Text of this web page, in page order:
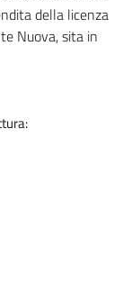
della licenza
Nuova, sita in